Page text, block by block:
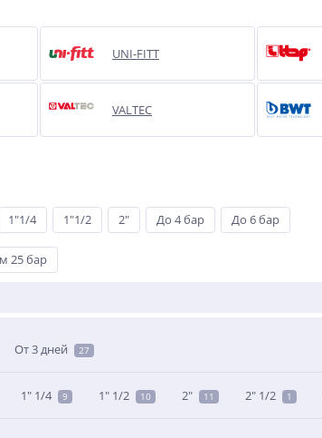
UNI-FITT
VALTEC
1"1/4 1"1/2 2" До 4 бар До 6 бар
25 бар
От 3 дней 27
1" 1/4 9 1" 1/2 10 2" 11 2" 1/2 1